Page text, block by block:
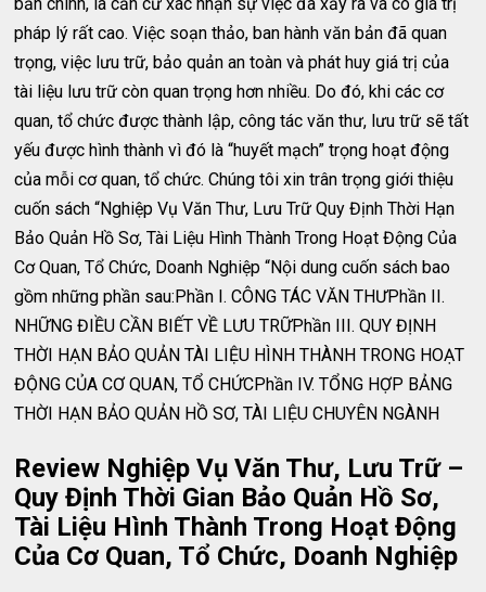
bản chính, là căn cứ xác nhận sự việc đã xảy ra và có giá trị
pháp lý rất cao. Việc soạn thảo, ban hành văn bản đã quan
trọng, việc lưu trữ, bảo quản an toàn và phát huy giá trị của
tài liệu lưu trữ còn quan trọng hơn nhiều. Do đó, khi các cơ
quan, tổ chức được thành lập, công tác văn thư, lưu trữ sẽ tất
yếu được hình thành vì đó là “huyết mạch” trọng hoạt động
của mỗi cơ quan, tổ chức. Chúng tôi xin trân trọng giới thiệu
cuốn sách “Nghiệp Vụ Văn Thư, Lưu Trữ Quy Định Thời Hạn
Bảo Quản Hồ Sơ, Tài Liệu Hình Thành Trong Hoạt Động Của
Cơ Quan, Tổ Chức, Doanh Nghiệp “Nội dung cuốn sách bao
gồm những phần sau:Phần I. CÔNG TÁC VĂN THƯPhần II.
NHỮNG ĐIỀU CẦN BIẾT VỀ LƯU TRỮPhần III. QUY ĐỊNH
THỜI HẠN BẢO QUẢN TÀI LIỆU HÌNH THÀNH TRONG HOẠT
ĐỘNG CỦA CƠ QUAN, TỔ CHỨCPhần IV. TỔNG HỢP BẢNG
THỜI HẠN BẢO QUẢN HỒ SƠ, TÀI LIỆU CHUYÊN NGÀNH
Review Nghiệp Vụ Văn Thư, Lưu Trữ –
Quy Định Thời Gian Bảo Quản Hồ Sơ,
Tài Liệu Hình Thành Trong Hoạt Động
Của Cơ Quan, Tổ Chức, Doanh Nghiệp